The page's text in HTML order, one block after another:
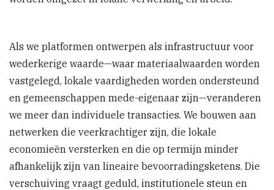
Als we platformen ontwerpen als infrastructuur voor
wederkerige waarde—waar materiaalwaarden worden
vastgelegd, lokale vaardigheden worden ondersteund
en gemeenschappen mede-eigenaar zijn—veranderen
we meer dan individuele transacties. We bouwen aan
netwerken die veerkrachtiger zijn, die lokale
economieën versterken en die op termijn minder
afhankelijk zijn van lineaire bevoorradingsketens. Die
verschuiving vraagt geduld, institutionele steun en